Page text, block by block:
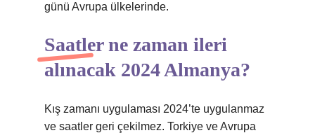
günü Avrupa ülkelerinde.
Saatler ne zaman ileri
alınacak 2024 Almanya?
Kış zamanı uygulaması 2024’te uygulanmaz
ve saatler geri çekilmez. Torkiye ve Avrupa